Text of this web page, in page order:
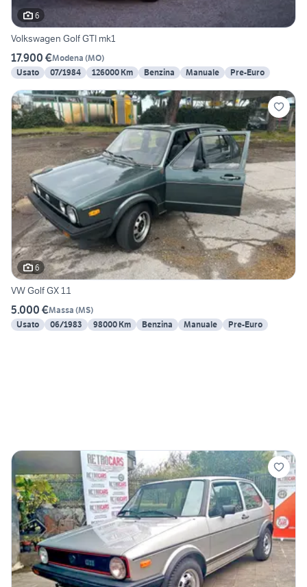
6
Volkswagen Golf GTI mk1
17.900 €Modena (MO)
Usato
07/1984 126000 Km Benzina Manuale Pre-Euro
6
VW Golf GX 1.1
5.000 €Massa (MS)
Usato
06/1983 98000 Km Benzina Manuale Pre-Euro